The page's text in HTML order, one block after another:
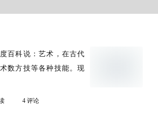
百科说：艺术，在古代
数方技等各种技能。现
4 评论